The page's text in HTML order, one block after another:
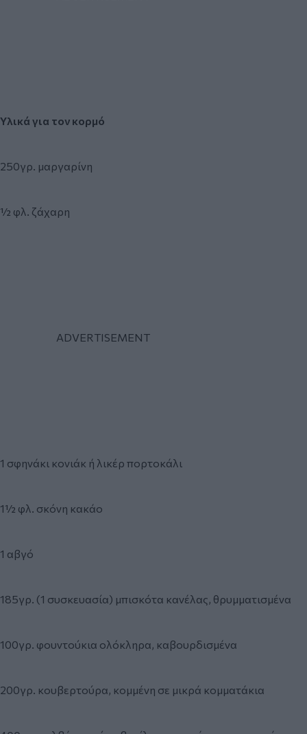
Υλικά για τον κορμό
250γρ. μαργαρίνη
½ φλ. ζάχαρη
1 σφηνάκι κονιάκ ή λικέρ πορτοκάλι
1½ φλ. σκόνη κακάο
1 αβγό
185γρ. (1 συσκευασία) μπισκότα κανέλας, θρυμματισμένα
100γρ. φουντούκια ολόκληρα, καβουρδισμένα
200γρ. κουβερτούρα, κομμένη σε μικρά κομματάκια